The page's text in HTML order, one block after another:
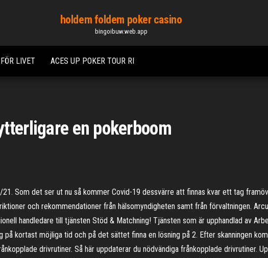
holdem foldem poker casino
bingoibuw.web.app
LIVET ACES UP POKER TOUR RI
en pokerboom
Som det ser ut nu så kommer Covid-19 dessvärre att finnas kvar ett tag
och rekommendationer från hälsomyndigheten samt från förvaltningen.
handledare till tjänsten Stöd & Matchning! Tjänsten som är upphandlad av
kortast möjliga tid och på det sättet finna en lösning på 2. Efter skanningen
drivrutiner. Så här uppdaterar du nödvändiga frånkopplade drivrutiner.